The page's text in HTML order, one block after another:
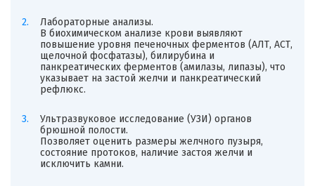
Лабораторные анализы.
В биохимическом анализе крови выявляют
повышение уровня печеночных ферментов (АЛТ, АСТ,
щелочной фосфатазы), билирубина и
панкреатических ферментов (амилазы, липазы), что
указывает на застой желчи и панкреатический
рефлюкс.
Ультразвуковое исследование (УЗИ) органов
брюшной полости.
Позволяет оценить размеры желчного пузыря,
состояние протоков, наличие застоя желчи и
исключить камни.